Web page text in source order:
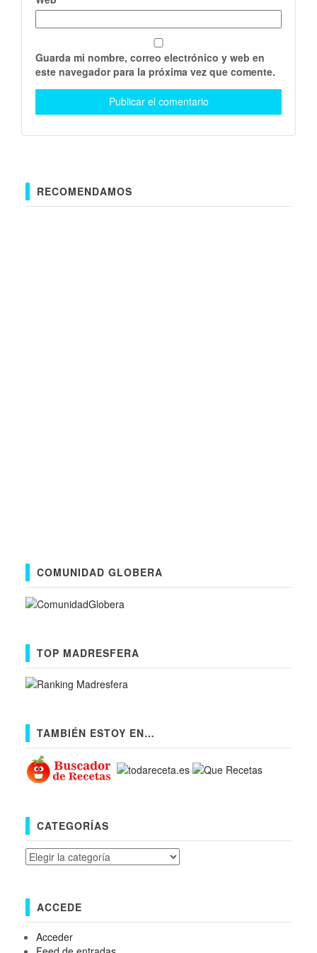
Guarda mi nombre, correo electrónico y web en
este navegador para la próxima vez que comente.
RECOMENDAMOS
COMUNIDAD GLOBERA
TOP MADRESFERA
TAMBIÉN ESTOY EN…
CATEGORÍAS
Categorías
ACCEDE
Acceder